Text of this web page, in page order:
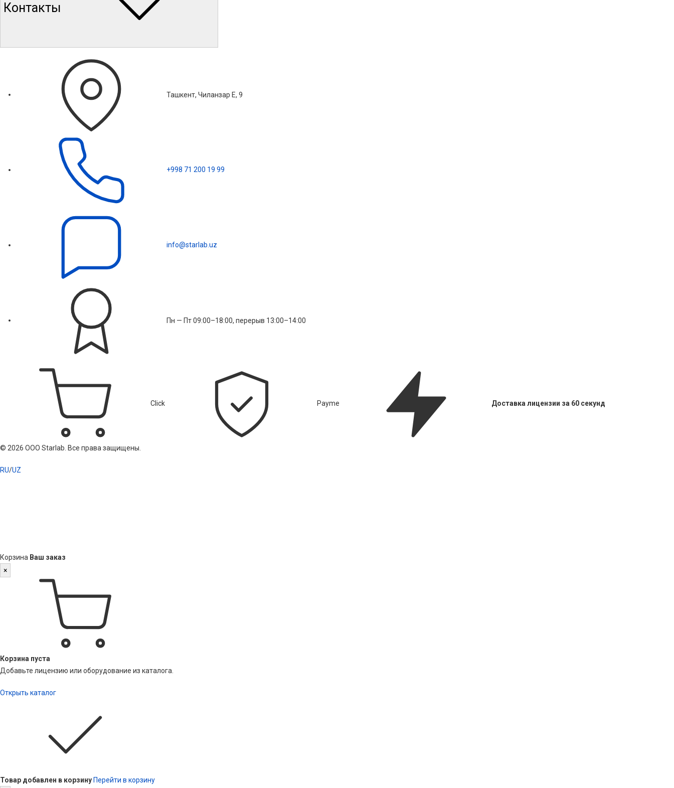
Контакты
Ташкент, Чиланзар Е, 9
+998 71 200 19 99
info@starlab.uz
Пн — Пт 09:00–18:00, перерыв 13:00–14:00
Click Payme Доставка лицензии за 60 секунд
© 2026 ООО Starlab. Все права защищены.
RU/UZ
Корзина Ваш заказ
×
Корзина пуста
Добавьте лицензию или оборудование из каталога.
Открыть каталог
Товар добавлен в корзинуПерейти в корзину